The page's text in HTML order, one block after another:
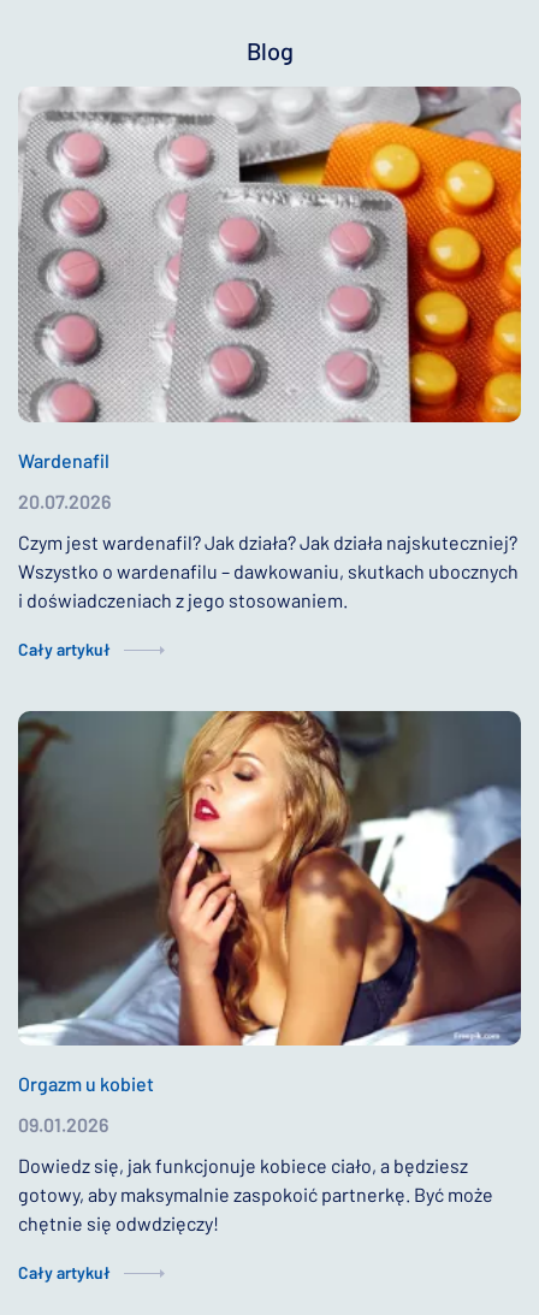
Blog
Wardenafil
20.07.2026
Czym jest wardenafil? Jak działa? Jak działa najskuteczniej?
Wszystko o wardenafilu – dawkowaniu, skutkach ubocznych
i doświadczeniach z jego stosowaniem.
Cały artykuł
Orgazm u kobiet
09.01.2026
Dowiedz się, jak funkcjonuje kobiece ciało, a będziesz
gotowy, aby maksymalnie zaspokoić partnerkę. Być może
chętnie się odwdzięczy!
Cały artykuł